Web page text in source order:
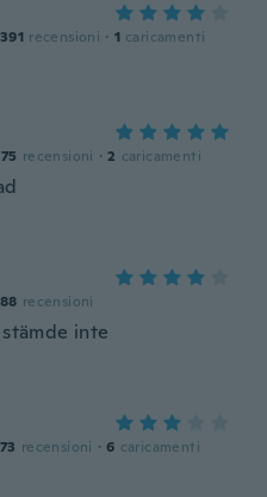
391 recensioni · 1 caricamenti
75 recensioni · 2 caricamenti
88 recensioni
inte
73 recensioni · 6 caricamenti